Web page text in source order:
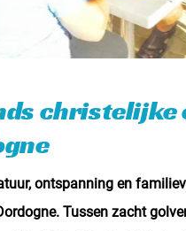
christelijke
ontspanning en
Tussen zacht